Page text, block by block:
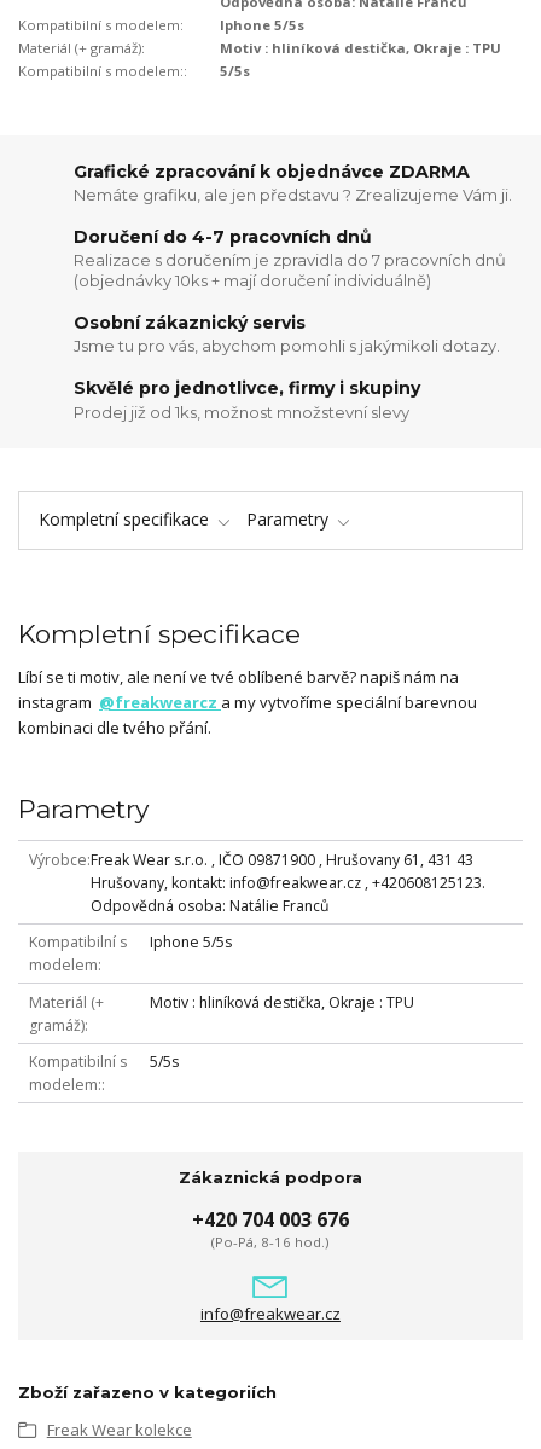
Kompatibilní s modelem:
Iphone 5/5s
Materiál (+ gramáž):
Motiv : hliníková destička, Okraje : TPU
Kompatibilní s modelem::
5/5s
Grafické zpracování k objednávce ZDARMA
Nemáte grafiku, ale jen představu ? Zrealizujeme Vám ji.
Doručení do 4-7 pracovních dnů
Realizace s doručením je zpravidla do 7 pracovních dnů
(objednávky 10ks + mají doručení individuálně)
Osobní zákaznický servis
Jsme tu pro vás, abychom pomohli s jakýmikoli dotazy.
Skvělé pro jednotlivce, firmy i skupiny
Prodej již od 1ks, možnost množstevní slevy
Kompletní specifikace Parametry
Kompletní specifikace
Líbí se ti motiv, ale není ve tvé oblíbené barvě? napiš nám na
instagram @freakwearcz a my vytvoříme speciální barevnou
kombinaci dle tvého přání.
Parametry
Výrobce Freak Wear s.r.o. , IČO 09871900 , Hrušovany 61, 431 43
Hrušovany, kontakt: info@freakwear.cz , +420608125123.
Odpovědná osoba: Natálie Franců
Kompatibilní s
modelem
Iphone 5/5s
Materiál (+
gramáž)
Motiv : hliníková destička, Okraje : TPU
Kompatibilní s
modelem:
5/5s
Zákaznická podpora
+420 704 003 676
(Po-Pá, 8-16 hod.)
info@freakwear.cz
Zboží zařazeno v kategoriích
Freak Wear kolekce